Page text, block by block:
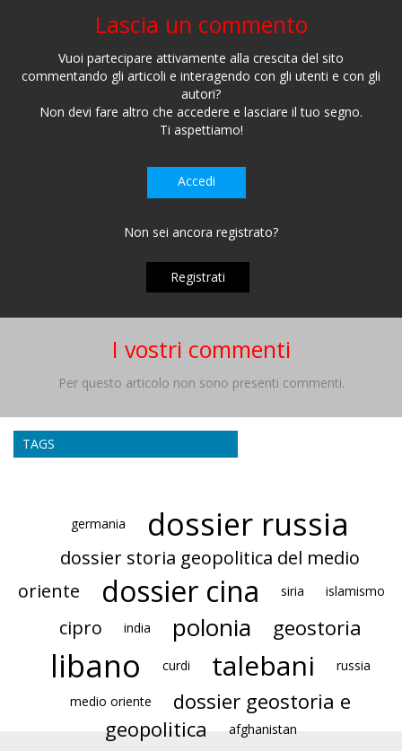
Lascia un commento
Vuoi partecipare attivamente alla crescita del sito
commentando gli articoli e interagendo con gli utenti e con gli
autori?
Non devi fare altro che accedere e lasciare il tuo segno.
Ti aspettiamo!
Accedi
Non sei ancora registrato?
Registrati
I vostri commenti
Per questo articolo non sono presenti commenti.
TAGS
germania dossier russia
dossier storia geopolitica del medio
oriente
dossier cina siria islamismo
cipro india polonia geostoria
libano curdi talebani russia
medio oriente
dossier geostoria e
geopolitica
afghanistan